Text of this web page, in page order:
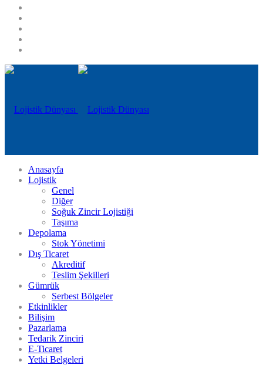
Anasayfa
Lojistik
Genel
Diğer
Soğuk Zincir Lojistiği
Taşıma
Depolama
Stok Yönetimi
Dış Ticaret
Akreditif
Teslim Şekilleri
Gümrük
Serbest Bölgeler
Etkinlikler
Bilişim
Pazarlama
Tedarik Zinciri
E-Ticaret
Yetki Belgeleri